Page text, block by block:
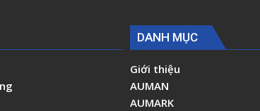
0S08334840
DANH MỤC
Giới thiệu
AUMAN
AUMARK